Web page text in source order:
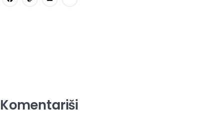
Komentariši